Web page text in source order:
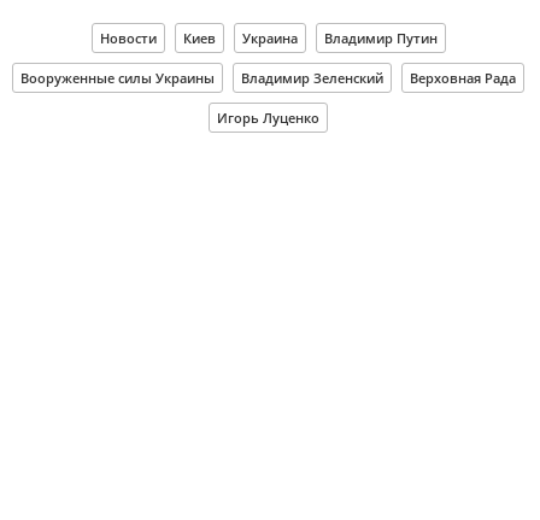
Новости Киев Украина Владимир Путин
Вооруженные силы Украины Владимир Зеленский Верховная Рада
Игорь Луценко